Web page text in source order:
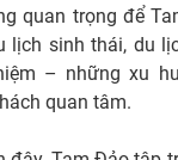
quan trọng để
lịch sinh thái, du
– những xu
quan tâm.